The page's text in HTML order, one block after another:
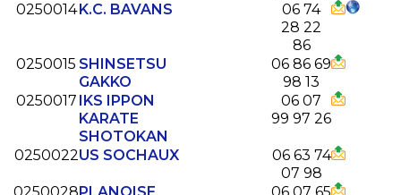
0250014K.C. BAVANS
06 74
28 22
86
0250015 SHINSETSU
GAKKO
06 86 69
98 13
0250017 IKS IPPON
KARATE
SHOTOKAN
06 07
99 97 26
0250022US SOCHAUX
06 63 74
07 98